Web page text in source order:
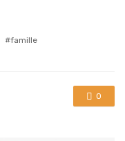
famille
0